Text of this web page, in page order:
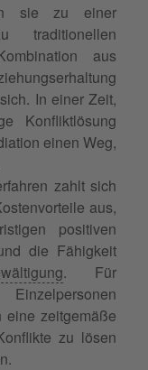
sie zu einer
traditionellen
aus
In einer Zeit,
Konfliktlösung
einen Weg,
zahlt sich
aus,
positiven
die Fähigkeit
. Für
zeitgemäße
zu lösen